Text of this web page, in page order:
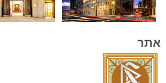
אתר